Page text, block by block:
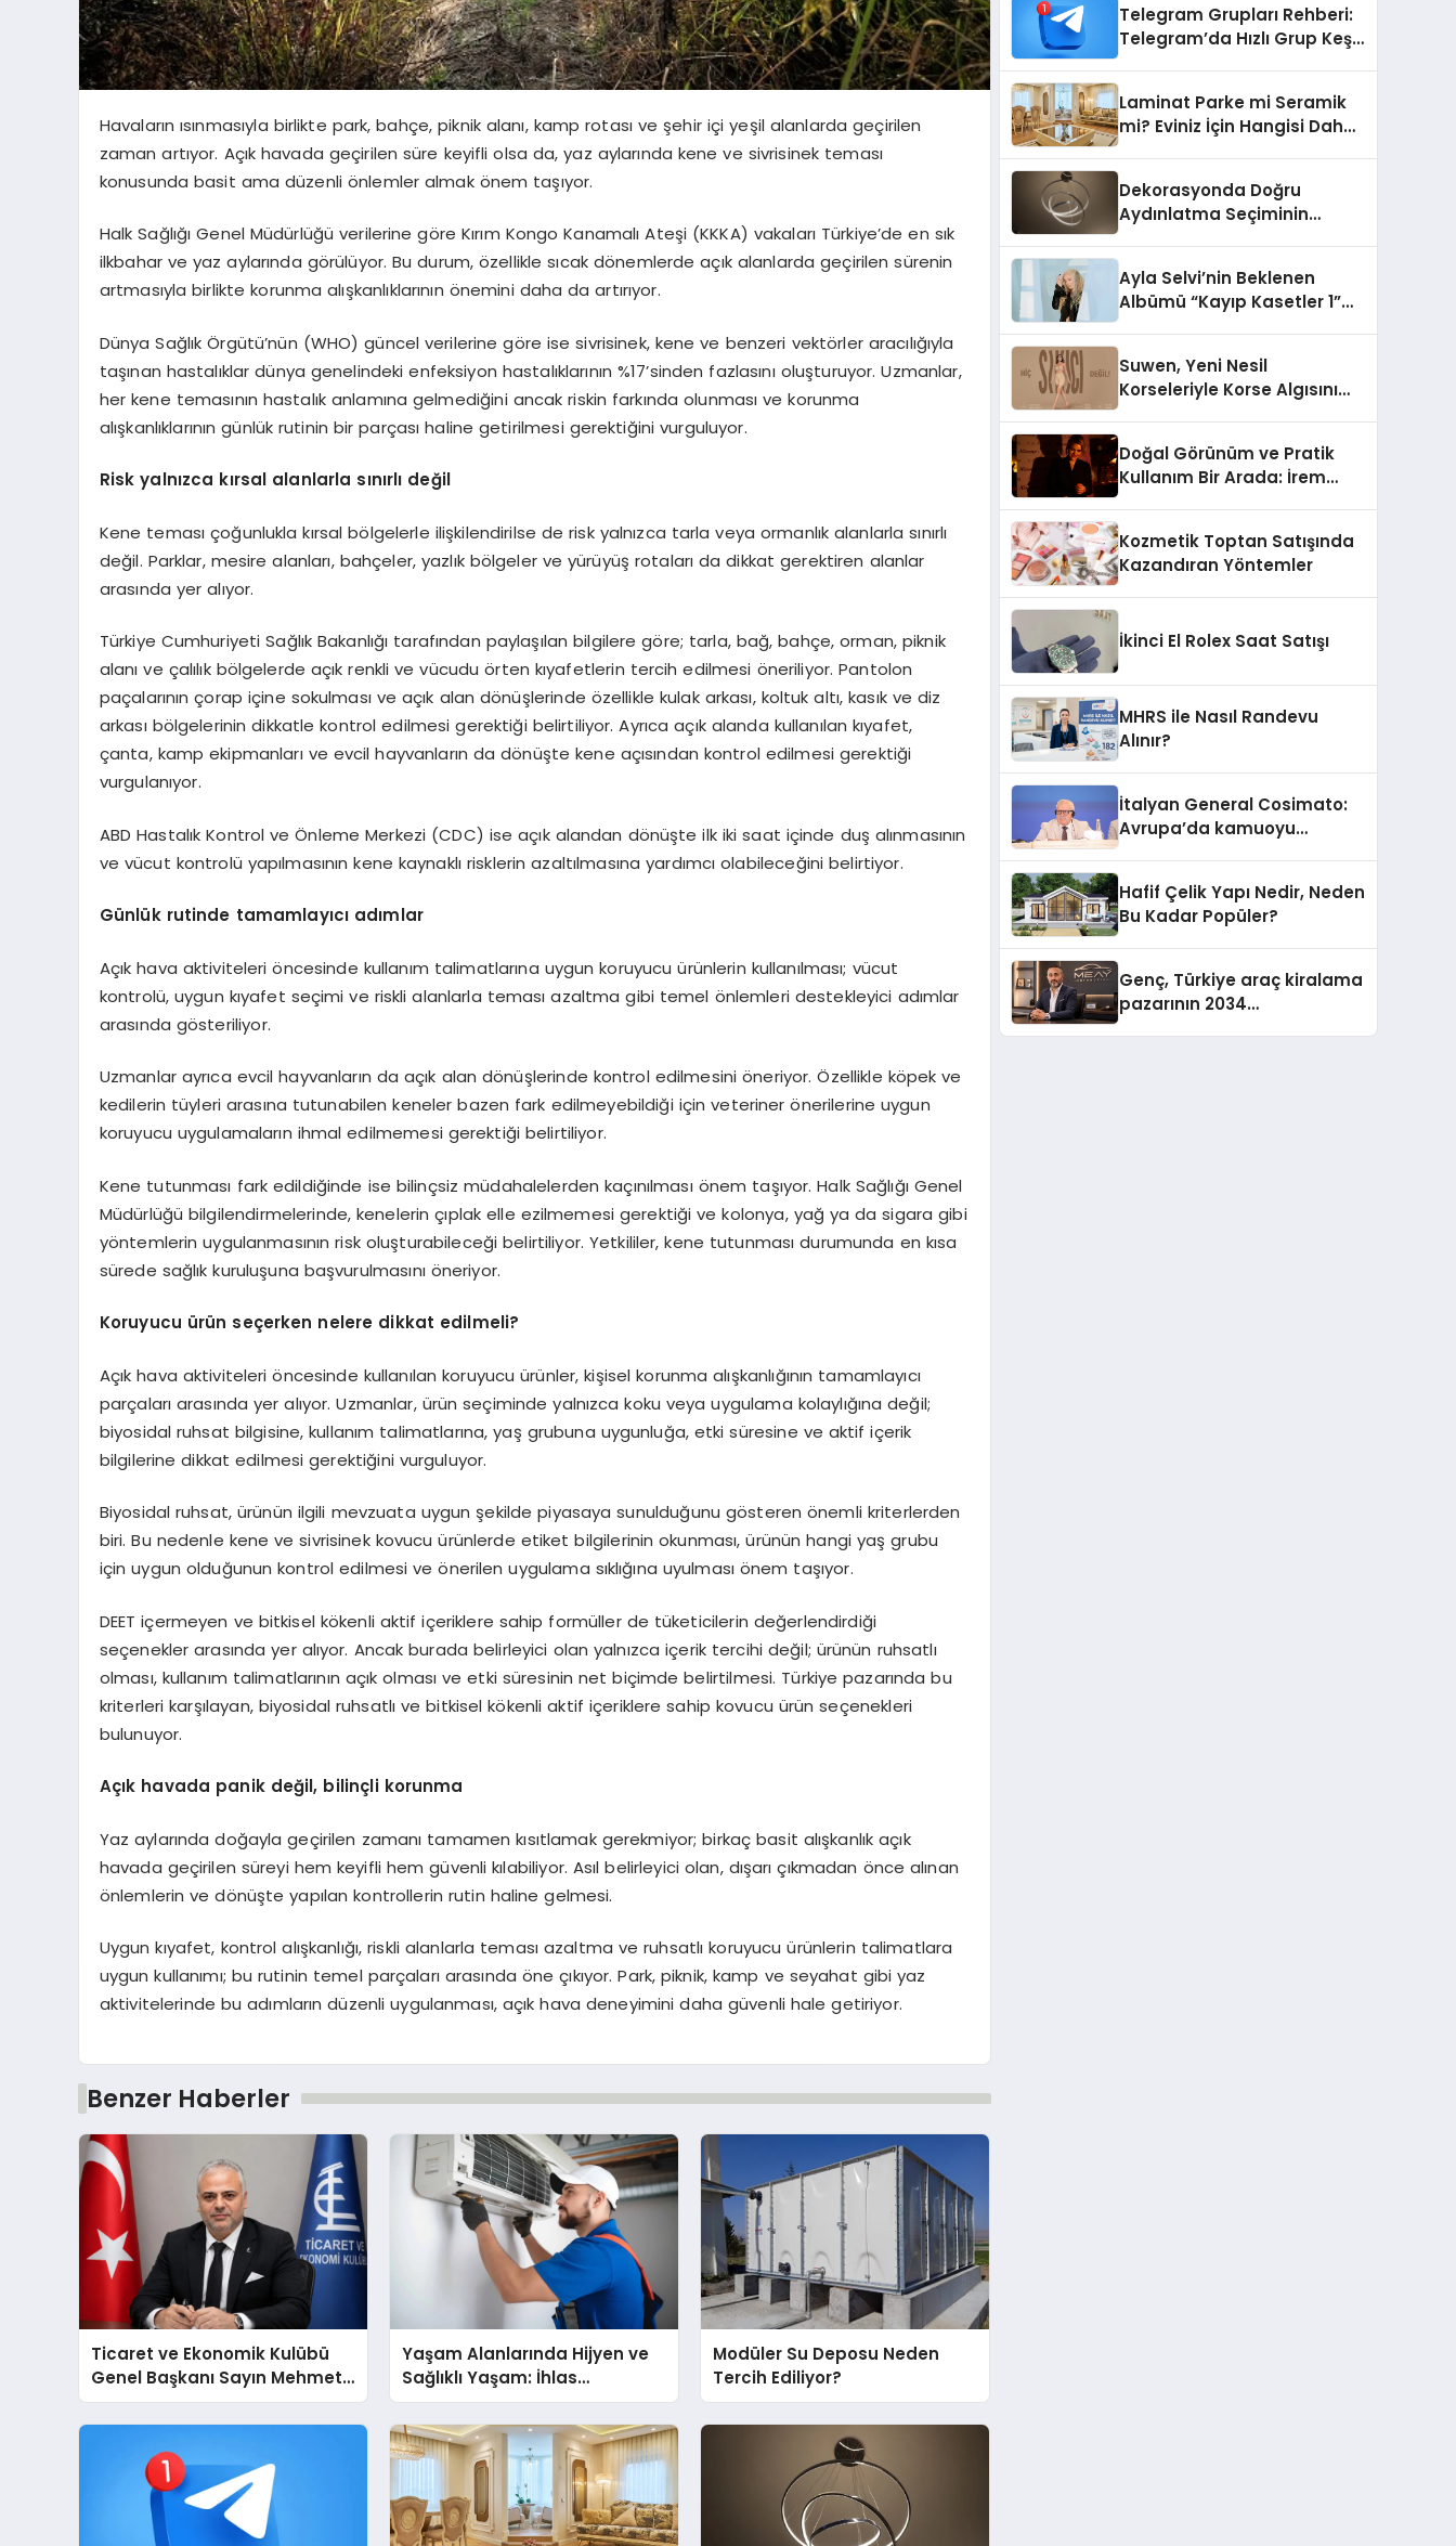
Havaların ısınmasıyla birlikte park, bahçe, piknik alanı, kamp rotası ve şehir içi yeşil alanlarda geçirilen
zaman artıyor. Açık havada geçirilen süre keyifli olsa da, yaz aylarında kene ve sivrisinek teması
konusunda basit ama düzenli önlemler almak önem taşıyor.
Halk Sağlığı Genel Müdürlüğü verilerine göre Kırım Kongo Kanamalı Ateşi (KKKA) vakaları Türkiye’de en sık
ilkbahar ve yaz aylarında görülüyor. Bu durum, özellikle sıcak dönemlerde açık alanlarda geçirilen sürenin
artmasıyla birlikte korunma alışkanlıklarının önemini daha da artırıyor.
Dünya Sağlık Örgütü’nün (WHO) güncel verilerine göre ise sivrisinek, kene ve benzeri vektörler aracılığıyla
taşınan hastalıklar dünya genelindeki enfeksiyon hastalıklarının %17’sinden fazlasını oluşturuyor. Uzmanlar,
her kene temasının hastalık anlamına gelmediğini ancak riskin farkında olunması ve korunma
alışkanlıklarının günlük rutinin bir parçası haline getirilmesi gerektiğini vurguluyor.
Risk yalnızca kırsal alanlarla sınırlı değil
Kene teması çoğunlukla kırsal bölgelerle ilişkilendirilse de risk yalnızca tarla veya ormanlık alanlarla sınırlı
değil. Parklar, mesire alanları, bahçeler, yazlık bölgeler ve yürüyüş rotaları da dikkat gerektiren alanlar
arasında yer alıyor.
Türkiye Cumhuriyeti Sağlık Bakanlığı tarafından paylaşılan bilgilere göre; tarla, bağ, bahçe, orman, piknik
alanı ve çalılık bölgelerde açık renkli ve vücudu örten kıyafetlerin tercih edilmesi öneriliyor. Pantolon
paçalarının çorap içine sokulması ve açık alan dönüşlerinde özellikle kulak arkası, koltuk altı, kasık ve diz
arkası bölgelerinin dikkatle kontrol edilmesi gerektiği belirtiliyor. Ayrıca açık alanda kullanılan kıyafet,
çanta, kamp ekipmanları ve evcil hayvanların da dönüşte kene açısından kontrol edilmesi gerektiği
vurgulanıyor.
ABD Hastalık Kontrol ve Önleme Merkezi (CDC) ise açık alandan dönüşte ilk iki saat içinde duş alınmasının
ve vücut kontrolü yapılmasının kene kaynaklı risklerin azaltılmasına yardımcı olabileceğini belirtiyor.
Günlük rutinde tamamlayıcı adımlar
Açık hava aktiviteleri öncesinde kullanım talimatlarına uygun koruyucu ürünlerin kullanılması; vücut
kontrolü, uygun kıyafet seçimi ve riskli alanlarla teması azaltma gibi temel önlemleri destekleyici adımlar
arasında gösteriliyor.
Uzmanlar ayrıca evcil hayvanların da açık alan dönüşlerinde kontrol edilmesini öneriyor. Özellikle köpek ve
kedilerin tüyleri arasına tutunabilen keneler bazen fark edilmeyebildiği için veteriner önerilerine uygun
koruyucu uygulamaların ihmal edilmemesi gerektiği belirtiliyor.
Kene tutunması fark edildiğinde ise bilinçsiz müdahalelerden kaçınılması önem taşıyor. Halk Sağlığı Genel
Müdürlüğü bilgilendirmelerinde, kenelerin çıplak elle ezilmemesi gerektiği ve kolonya, yağ ya da sigara gibi
yöntemlerin uygulanmasının risk oluşturabileceği belirtiliyor. Yetkililer, kene tutunması durumunda en kısa
sürede sağlık kuruluşuna başvurulmasını öneriyor.
Koruyucu ürün seçerken nelere dikkat edilmeli?
Açık hava aktiviteleri öncesinde kullanılan koruyucu ürünler, kişisel korunma alışkanlığının tamamlayıcı
parçaları arasında yer alıyor. Uzmanlar, ürün seçiminde yalnızca koku veya uygulama kolaylığına değil;
biyosidal ruhsat bilgisine, kullanım talimatlarına, yaş grubuna uygunluğa, etki süresine ve aktif içerik
bilgilerine dikkat edilmesi gerektiğini vurguluyor.
Biyosidal ruhsat, ürünün ilgili mevzuata uygun şekilde piyasaya sunulduğunu gösteren önemli kriterlerden
biri. Bu nedenle kene ve sivrisinek kovucu ürünlerde etiket bilgilerinin okunması, ürünün hangi yaş grubu
için uygun olduğunun kontrol edilmesi ve önerilen uygulama sıklığına uyulması önem taşıyor.
DEET içermeyen ve bitkisel kökenli aktif içeriklere sahip formüller de tüketicilerin değerlendirdiği
seçenekler arasında yer alıyor. Ancak burada belirleyici olan yalnızca içerik tercihi değil; ürünün ruhsatlı
olması, kullanım talimatlarının açık olması ve etki süresinin net biçimde belirtilmesi. Türkiye pazarında bu
kriterleri karşılayan, biyosidal ruhsatlı ve bitkisel kökenli aktif içeriklere sahip kovucu ürün seçenekleri
bulunuyor.
Açık havada panik değil, bilinçli korunma
Yaz aylarında doğayla geçirilen zamanı tamamen kısıtlamak gerekmiyor; birkaç basit alışkanlık açık
havada geçirilen süreyi hem keyifli hem güvenli kılabiliyor. Asıl belirleyici olan, dışarı çıkmadan önce alınan
önlemlerin ve dönüşte yapılan kontrollerin rutin haline gelmesi.
Uygun kıyafet, kontrol alışkanlığı, riskli alanlarla teması azaltma ve ruhsatlı koruyucu ürünlerin talimatlara
uygun kullanımı; bu rutinin temel parçaları arasında öne çıkıyor. Park, piknik, kamp ve seyahat gibi yaz
aktivitelerinde bu adımların düzenli uygulanması, açık hava deneyimini daha güvenli hale getiriyor.
Benzer Haberler
Ticaret ve Ekonomik Kulübü
Genel Başkanı Sayın Mehmet
Ulutaş, ekonomiye dair yaptığı
açıklamada şunları kaydetti:
Yaşam Alanlarında Hijyen ve
Sağlıklı Yaşam: İhlas
Cihazlarında Dürüst Teknik
Destek Deneyimi
Modüler Su Deposu Neden
Tercih Ediliyor?
Telegram Grupları Rehberi:
Telegram’da Hızlı Grup Keşfi
Laminat Parke mi Seramik
mi? Eviniz İçin Hangisi Daha
Dekorasyonda Doğru
Aydınlatma Seçiminin
Ayla Selvi’nin Beklenen
Albümü “Kayıp Kasetler 1”
Suwen, Yeni Nesil
Korseleriyle Korse Algısını
Doğal Görünüm ve Pratik
Kullanım Bir Arada: İrem
Kozmetik Toptan Satışında
Kazandıran Yöntemler
İkinci El Rolex Saat Satışı
MHRS ile Nasıl Randevu
Alınır?
İtalyan General Cosimato:
Avrupa’da kamuoyu
Hafif Çelik Yapı Nedir, Neden
Bu Kadar Popüler?
Genç, Türkiye araç kiralama
pazarının 2034